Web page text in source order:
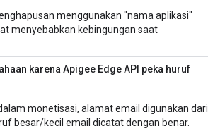
menggunakan "nama aplikasi"
menyebabkan kebingungan saat
karena Apigee Edge API peka huruf
monetisasi, alamat email digunakan dari
besar/kecil email dicatat dengan benar.